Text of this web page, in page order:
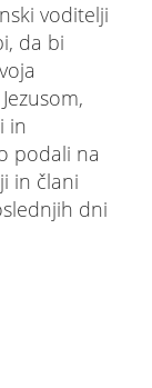
voditelji
da bi
in
podali na
in člani
dni